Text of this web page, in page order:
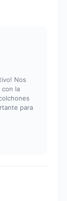
Nos
con la
para